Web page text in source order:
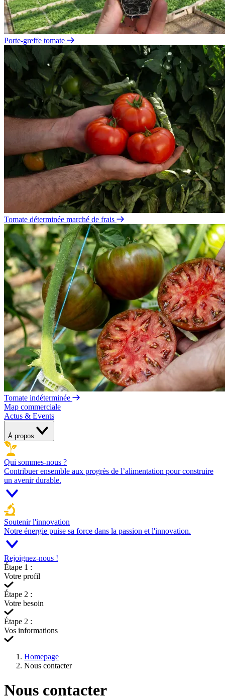
Porte-greffe tomate
Tomate déterminée marché de frais
Tomate indéterminée
Map commerciale
Actus & Events
À propos
Qui sommes-nous ?
Contribuer ensemble aux progrès de l’alimentation pour construire
un avenir durable.
Soutenir l'innovation
Notre énergie puise sa force dans la passion et l'innovation.
Rejoignez-nous !
Étape 1 :
Votre profil
Étape 2 :
Votre besoin
Étape 2 :
Vos informations
Homepage
Nous contacter
Nous contacter